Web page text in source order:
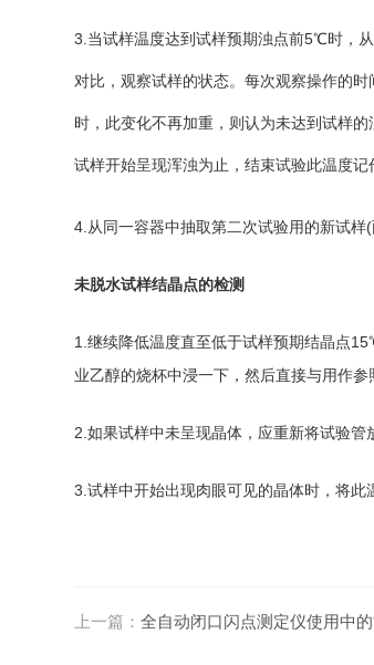
3.当试样温度达到试样预期浊点前5℃时，
对比，观察试样的状态。每次观察操作的
时，此变化不再加重，则认为未达到试样
试样开始呈现浑浊为止，结束试验此温度记
4.从同一容器中抽取第二次试验用的新试样
未脱水试样结晶点的检测
1.继续降低温度直至低于试样预期结晶点
业乙醇的烧杯中浸一下，然后直接与用作
2.如果试样中未呈现晶体，应重新将试验
3.试样中开始出现肉眼可见的晶体时，将此
上一篇：全自动闭口闪点测定仪使用中